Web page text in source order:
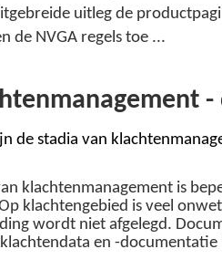
uitleg de
de NVGA regels toe ...
de stadia van
klachtenmanagement is
klachtengebied is veel
wordt niet afgelegd.
en -documentatie